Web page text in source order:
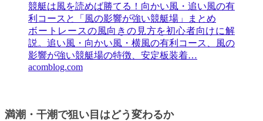
競艇は風を読めば勝てる！向かい風・追い風の有
利コースと「風の影響が強い競艇場」まとめ
ボートレースの風向きの見方を初心者向けに解
説。追い風・向かい風・横風の有利コース、風の
影響が強い競艇場の特徴、安定板装着…
acomblog.com
満潮・干潮で狙い目はどう変わるか